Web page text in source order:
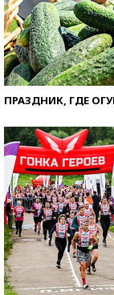
ПРАЗДНИК, ГДЕ